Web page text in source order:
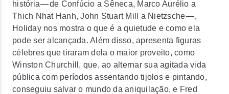
história — de Confúcio a Sêneca, Marco Aurélio a
Thich Nhat Hanh, John Stuart Mill a Nietzsche — ,
Holiday nos mostra o que é a quietude e como ela
pode ser alcançada. Além disso, apresenta figuras
célebres que tiraram dela o maior proveito, como
Winston Churchill, que, ao alternar sua agitada vida
pública com períodos assentando tijolos e pintando,
conseguiu salvar o mundo da aniquilação, e Fred